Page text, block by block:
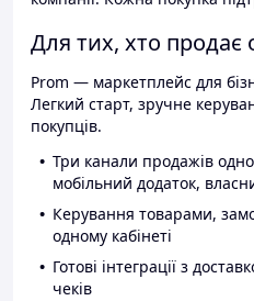
Для тих, хто продає
Prom — маркетплейс для
Легкий старт, зручне
покупців.
Три канали продажів
мобільний додаток,
Керування товарами,
одному кабінеті
Готові інтеграції з
чеків